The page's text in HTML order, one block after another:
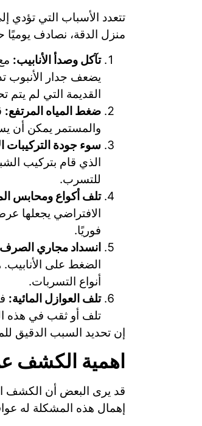
تتعدد الأسباب التي تؤدي
منزل الدقة، نصادف يوميًا
تآكل وصدأ الأنابيب:
يضعف جدار الأنبوب
القديمة التي لم يتم
ضغط المياه المرتفع:
والمستمر يمكن أن
سوء جودة التركيبات
الذي قام بتركيب
للتسرب.
تلف أكواع ومحابس
الافتراضي يجعلها
فوريًا.
انسداد مجاري
الضغط على
أنواع التسربات.
تلف العوازل المائية:
تلف أو ثقب في هذه
إن تحديد السبب الدقيق
اهمية الكشف
قد يرى البعض أن الكشف
إهمال هذه المشكلة له